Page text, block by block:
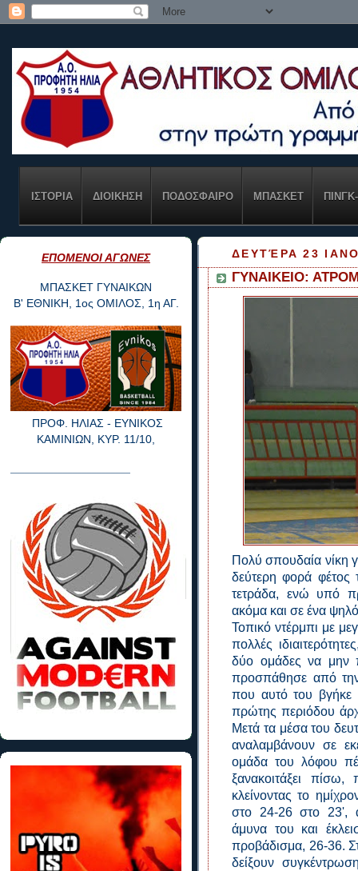
ΙΣΤΟΡΙΑ ΔΙΟΙΚΗΣΗ ΠΟΔΟΣΦΑΙΡΟ ΜΠΑΣΚΕΤ
ΕΠΟΜΕΝΟΙ ΑΓΩΝΕΣ
ΜΠΑΣΚΕΤ ΓΥΝΑΙΚΩΝ
Β' ΕΘΝΙΚΗ, 1ος ΟΜΙΛΟΣ, 1η ΑΓ.
ΠΡΟΦ. ΗΛΙΑΣ - ΕΥΝΙΚΟΣ
ΚΑΜΙΝΙΩΝ, ΚΥΡ. 11/10,
ΔΕΥΤΈΡΑ 23
ΓΥΝΑΙΚΕΙΟ:
Πολύ σπουδαία νίκη
δεύτερη φορά φέτος
τετράδα, ενώ υπό
ακόμα και σε ένα
Τοπικό ντέρμπι με
πολλές
δύο ομάδες να μην
προσπάθησε από
που αυτό του βγήκε
πρώτης περιόδου
Μετά τα μέσα του
αναλαμβάνουν σε
ομάδα του λόφου
ξανακοιτάξει
κλείνοντας το
στο 24-26 στο 23',
άμυνα του και
προβάδισμα, 26-36.
δείξουν